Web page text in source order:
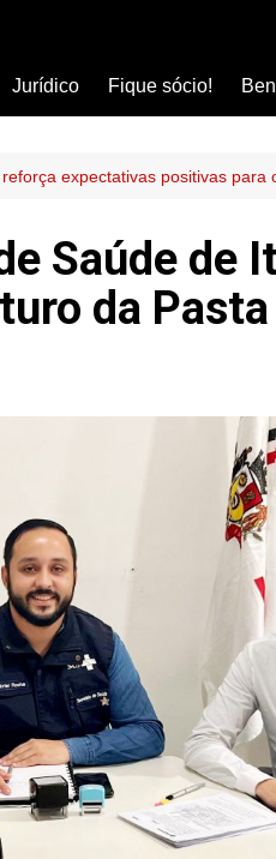
Jurídico Fique sócio!
expectativas positivas para
Saúde de
da Pasta